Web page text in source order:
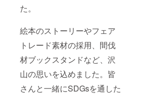
た。
絵本のストーリーやフェア
トレード素材の採用、間伐
材ブックスタンドなど、沢
山の思いを込めました。皆
さんと一緒にSDGsを通した